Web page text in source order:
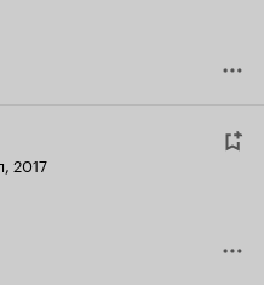
2017